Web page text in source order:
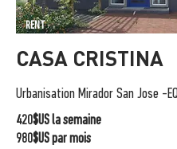
RENT
CASA CRISTINA
Urbanisation Mirador San Jose -
420$US la semaine
980$US par mois